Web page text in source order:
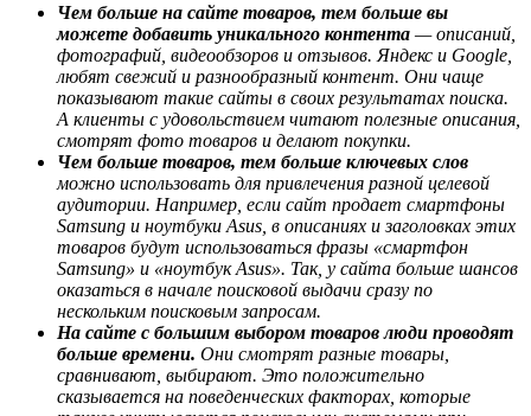
Чем больше на сайте товаров, тем больше вы
можете добавить уникального контента — описаний,
фотографий, видеообзоров и отзывов. Яндекс и Google,
любят свежий и разнообразный контент. Они чаще
показывают такие сайты в своих результатах поиска.
А клиенты с удовольствием читают полезные описания,
смотрят фото товаров и делают покупки.
Чем больше товаров, тем больше ключевых слов
можно использовать для привлечения разной целевой
аудитории. Например, если сайт продает смартфоны
Samsung и ноутбуки Asus, в описаниях и заголовках этих
товаров будут использоваться фразы «смартфон
Samsung» и «ноутбук Asus». Так, у сайта больше шансов
оказаться в начале поисковой выдачи сразу по
нескольким поисковым запросам.
На сайте с большим выбором товаров люди проводят
больше времени. Они смотрят разные товары,
сравнивают, выбирают. Это положительно
сказывается на поведенческих факторах, которые